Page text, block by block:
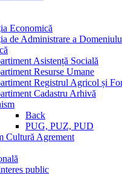
Economică
de Administrare a
Asistență Socială
Resurse Umane
Registrul Agricol și
Cadastru Arhivă
Back
PUG, PUZ, PUD
Cultură Agrement
public